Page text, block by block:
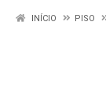
INÍCIO PISO